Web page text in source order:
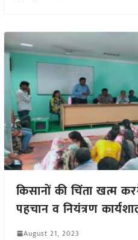
किसानों की चिंता खत्म
पहचान व नियंत्रण
August 21, 2023